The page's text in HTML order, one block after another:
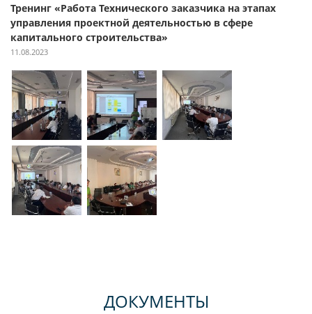
Тренинг «Работа Технического заказчика на этапах
управления проектной деятельностью в сфере
капитального строительства»
11.08.2023
ДОКУМЕНТЫ